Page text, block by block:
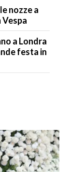
nozze a
a Londra
festa in